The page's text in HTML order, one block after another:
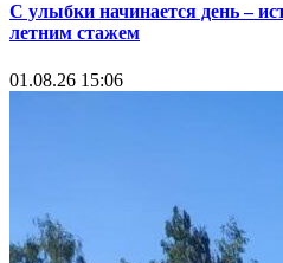
С улыбки начинается день –
летним стажем
01.08.26 15:06